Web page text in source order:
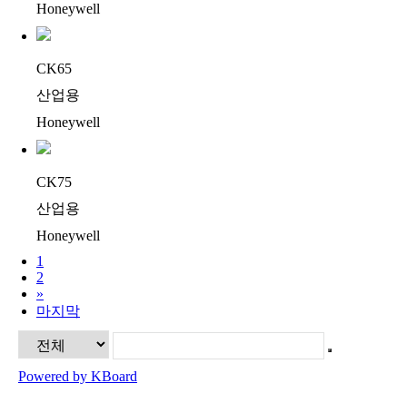
Honeywell
CK65
산업용
Honeywell
CK75
산업용
Honeywell
1
2
»
마지막
Powered by KBoard